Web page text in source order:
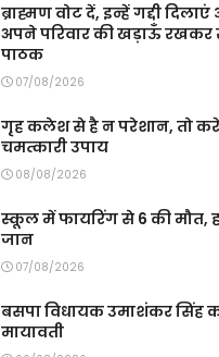
ब्राह्मण वोट दें, इन्हें गद्दी
अपने परिवार की खड़ाऊँ
पाठक
07/08/2026
गृह कलेश से है न परेशान, तो करें
चमत्कारी उपाय
08/08/2026
स्कूल में फायरिंग से 6 की मौत,
जान
07/08/2026
बसपा विधायक उमाशंकर सिंह
मायावती